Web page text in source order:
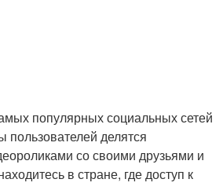
популярных социальных сетей
пользователей делятся
со своими друзьями и
в стране, где доступ к